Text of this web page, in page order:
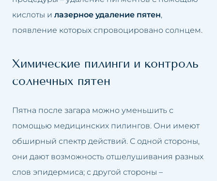
Пятна на коже
Пигментные пятна после
Возрастная пигментация кожи
Расширенные капилляры
Жирная кожа
Розовые угри
Устранение целлюлита
Удаление перманентного
Удаление пятен на коже
Удаление пигментных пятен
Удаление пигментаций
Удаление растяжек
кислоты и лазерное удаление пятен,
появление которых спровоцировано солнцем.
Химические пилинги и контроль
солнечных пятен
Пятна после загара можно уменьшить с
помощью медицинских пилингов. Они имеют
обширный спектр действий. С одной стороны,
они дают возможность отшелушивания разных
слов эпидермиса; с другой стороны –